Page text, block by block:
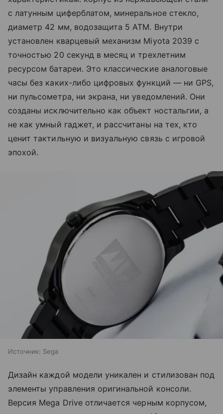
с латунным циферблатом, минеральное стекло,
диаметр 42 мм, водозащита 5 ATM. Внутри
установлен кварцевый механизм Miyota 2039 с
точностью 20 секунд в месяц и трехлетним
ресурсом батареи. Это классические аналоговые
часы без каких-либо цифровых функций — ни GPS,
ни пульсометра, ни экрана, ни уведомлений. Они
созданы исключительно как объект ностальгии, а
не как умный гаджет, и рассчитаны на тех, кто
ценит тактильную и визуальную связь с игровой
эпохой.
Источник: Sega
Дизайн каждой модели уникален и стилизован под
элементы управления оригинальной консоли.
Версия Mega Drive отличается черным корпусом,